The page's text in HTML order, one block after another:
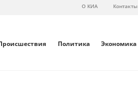
О КИА Контакты
Политика Экономика